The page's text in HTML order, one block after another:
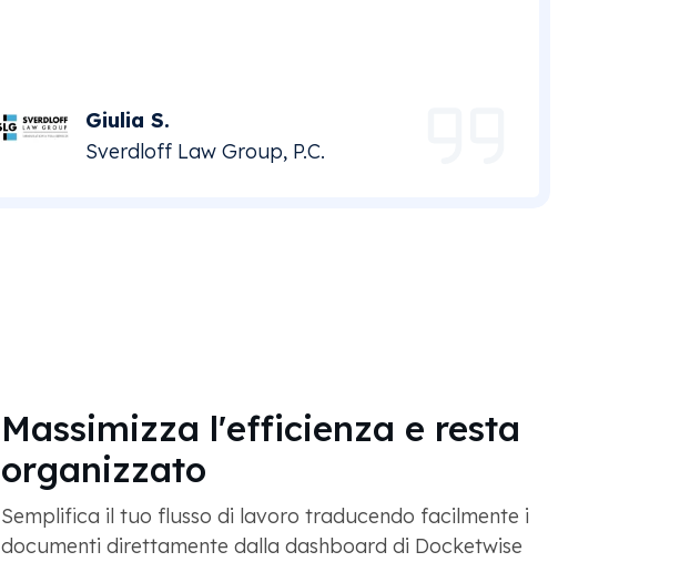
Giulia S.
Sverdloff Law Group, P.C.
Massimizza l'efficienza e resta
organizzato
Semplifica il tuo flusso di lavoro traducendo facilmente i
documenti direttamente dalla dashboard di Docketwise